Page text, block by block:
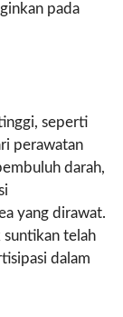
pada
seperti
perawatan
darah,
yang dirawat.
suntikan telah
dalam